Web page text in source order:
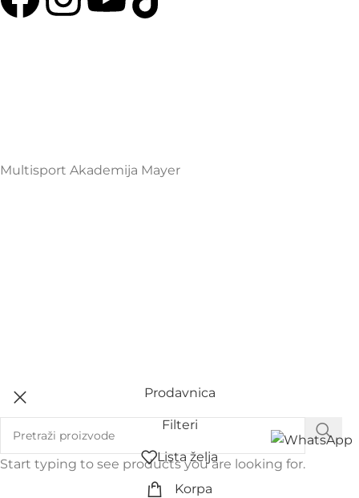
Multisport Akademija Mayer
Start typing to see products you are looking for.
Prodavnica
Filteri
Lista želja
Korpa